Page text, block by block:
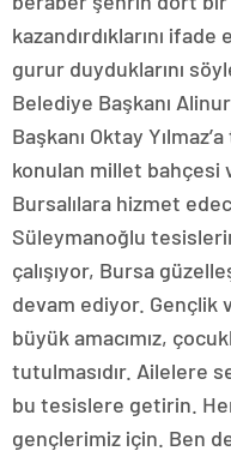
kazandırdıklarını
gurur duyduklarını
Belediye Başkanı
Başkanı Oktay
konulan millet bahçesi
Bursalılara hizmet
Süleymanoğlu
çalışıyor, Bursa
devam ediyor. Gençlik
büyük amacımız,
tutulmasıdır. Ailelere
bu tesislere getirin.
gençlerimiz için. Ben